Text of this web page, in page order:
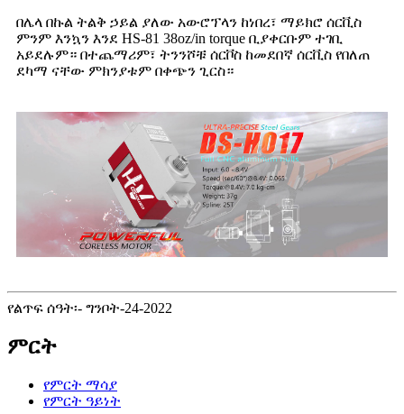
በሌላ በኩል ትልቅ ኃይል ያለው አውሮፕላን ከነበረ፣ ማይክሮ ሰርቪስ
ምንም እንኳን እንደ HS-81 38oz/in torque ቢያቀርቡም ተገቢ
አይደሉም። በተጨማሪም፣ ትንንሾቹ ሰርቮስ ከመደበኛ ሰርቪስ የበለጠ
ደካማ ናቸው ምክንያቱም በቀጭን ጊርስ።
የልጥፍ ሰዓት፡- ግንቦት-24-2022
ምርት
የምርት ማሳያ
የምርት ዓይነት